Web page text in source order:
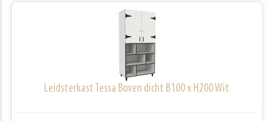
Leidsterkast Tessa Boven dicht B100 x H200 Wit